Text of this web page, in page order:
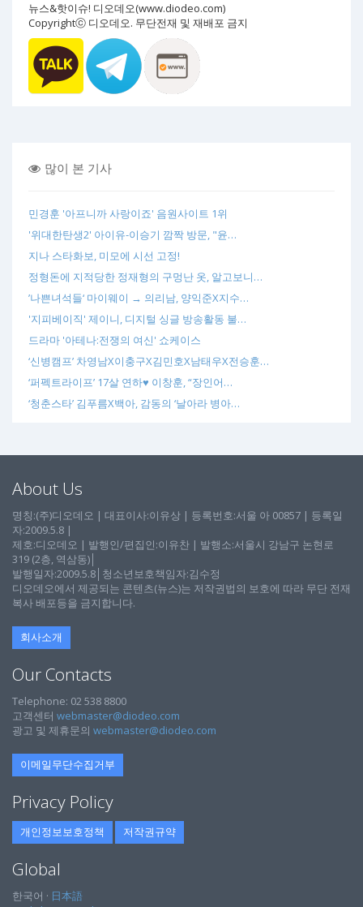
뉴스&핫이슈! 디오데오(www.diodeo.com)
Copyrightⓒ 디오데오. 무단전재 및 재배포 금지
많이 본 기사
민경훈 '아프니까 사랑이죠' 음원사이트 1위
'위대한탄생2' 아이유-이승기 깜짝 방문, "윤…
지나 스타화보, 미모에 시선 고정!
정형돈에 지적당한 정재형의 구멍난 옷, 알고보니…
’나쁜녀석들‘ 마이웨이 → 의리남, 양익준X지수…
'지피베이직' 제이니, 디지털 싱글 방송활동 불…
드라마 '아테나:전쟁의 여신' 쇼케이스
‘신병캠프’ 차영남X이충구X김민호X남태우X전승훈…
‘퍼펙트라이프’ 17살 연하♥ 이창훈, “장인어…
‘청춘스타’ 김푸름X백아, 감동의 ‘날아라 병아…
About Us
명칭:(주)디오데오 | 대표이사:이유상 | 등록번호:서울 아 00857 | 등록일
자:2009.5.8 |
제호:디오데오 | 발행인/편집인:이유찬 | 발행소:서울시 강남구 논현로
319 (2층, 역삼동)│
발행일자:2009.5.8│청소년보호책임자:김수정
디오데오에서 제공되는 콘텐츠(뉴스)는 저작권법의 보호에 따라 무단 전재
복사 배포등을 금지합니다.
회사소개
Our Contacts
Telephone: 02 538 8800
고객센터 webmaster@diodeo.com
광고 및 제휴문의 webmaster@diodeo.com
이메일무단수집거부
Privacy Policy
개인정보보호정책 저작권규약
Global
한국어 · 日本語